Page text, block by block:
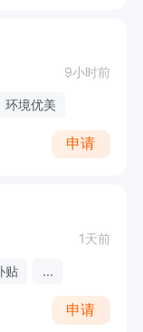
9小时前
环境优美
申请
1天前
贴 ...
申请